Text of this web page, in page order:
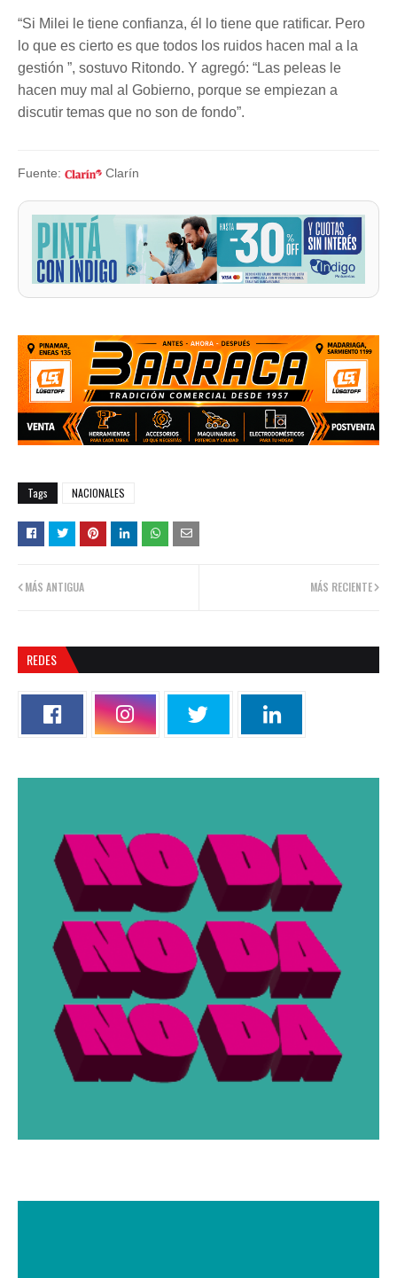
“Si Milei le tiene confianza, él lo tiene que ratificar. Pero
lo que es cierto es que todos los ruidos hacen mal a la
gestión ”, sostuvo Ritondo. Y agregó: “Las peleas le
hacen muy mal al Gobierno, porque se empiezan a
discutir temas que no son de fondo”.
Fuente: Clarín
Tags NACIONALES
MÁS RECIENTE
MÁS ANTIGUA
REDES